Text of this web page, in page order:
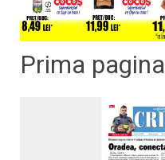
Prima pagina